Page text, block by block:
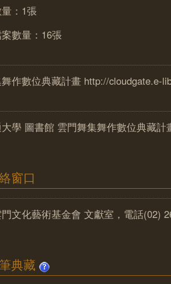
：1張
數量：16張
作數位典藏計畫 http://cloudgate.e-
學 圖書館 雲門舞集舞作數位典藏計
窗口
文化藝術基金會 文獻室，電話(02)
典藏